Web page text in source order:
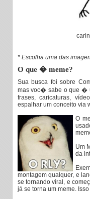
* Escolha uma das
O que � meme?
Sua busca foi sobre
mas voc� sabe o que �
frases, caricaturas,
espalhar um conceito via
O
Um
da
montagem qualquer, e
se tornando viral, e
já se torna um meme.